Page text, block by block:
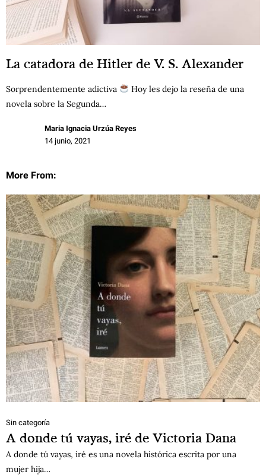
La catadora de Hitler de V. S. Alexander
Sorprendentemente adictiva
Hoy les dejo la reseña de una
novela sobre la Segunda…
Maria Ignacia Urzúa Reyes
14 junio, 2021
More From:
Sin categoría
A donde tú vayas, iré de Victoria Dana
A donde tú vayas, iré es una novela histórica escrita por una
mujer hija…